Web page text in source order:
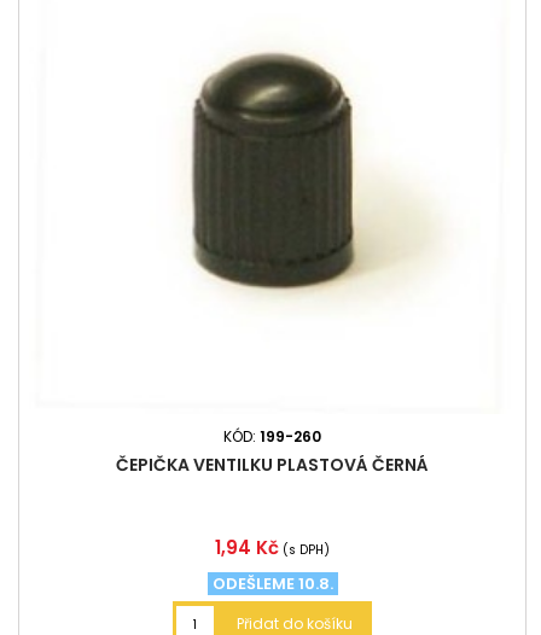
KÓD: 199-260
ČEPIČKA VENTILKU PLASTOVÁ ČERNÁ
Cena
1,94 Kč (s DPH)
ODEŠLEME 10.8.
Přidat do košíku